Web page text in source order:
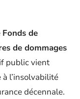
Fonds de
de dommages
public vient
à l’insolvabilité
décennale.